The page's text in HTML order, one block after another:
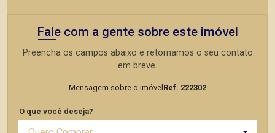
Fale com a gente sobre este imóvel
Preencha os campos abaixo e retornamos o seu contato
em breve.
Mensagem sobre o imóvel Ref. 222302
O que você deseja?